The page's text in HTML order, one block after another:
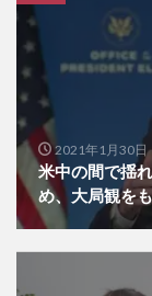
2021年1月30日
米中の間で揺
め、大局観を